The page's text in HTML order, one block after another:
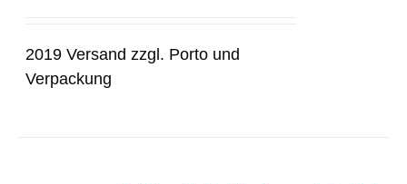
2019 Versand zzgl. Porto und
Verpackung